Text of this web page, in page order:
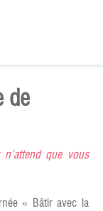
de
que vous
« Bâtir avec la